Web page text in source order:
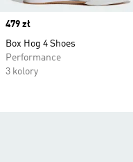
Price
479 zł
Box Hog 4 Shoes
Performance
3 kolory